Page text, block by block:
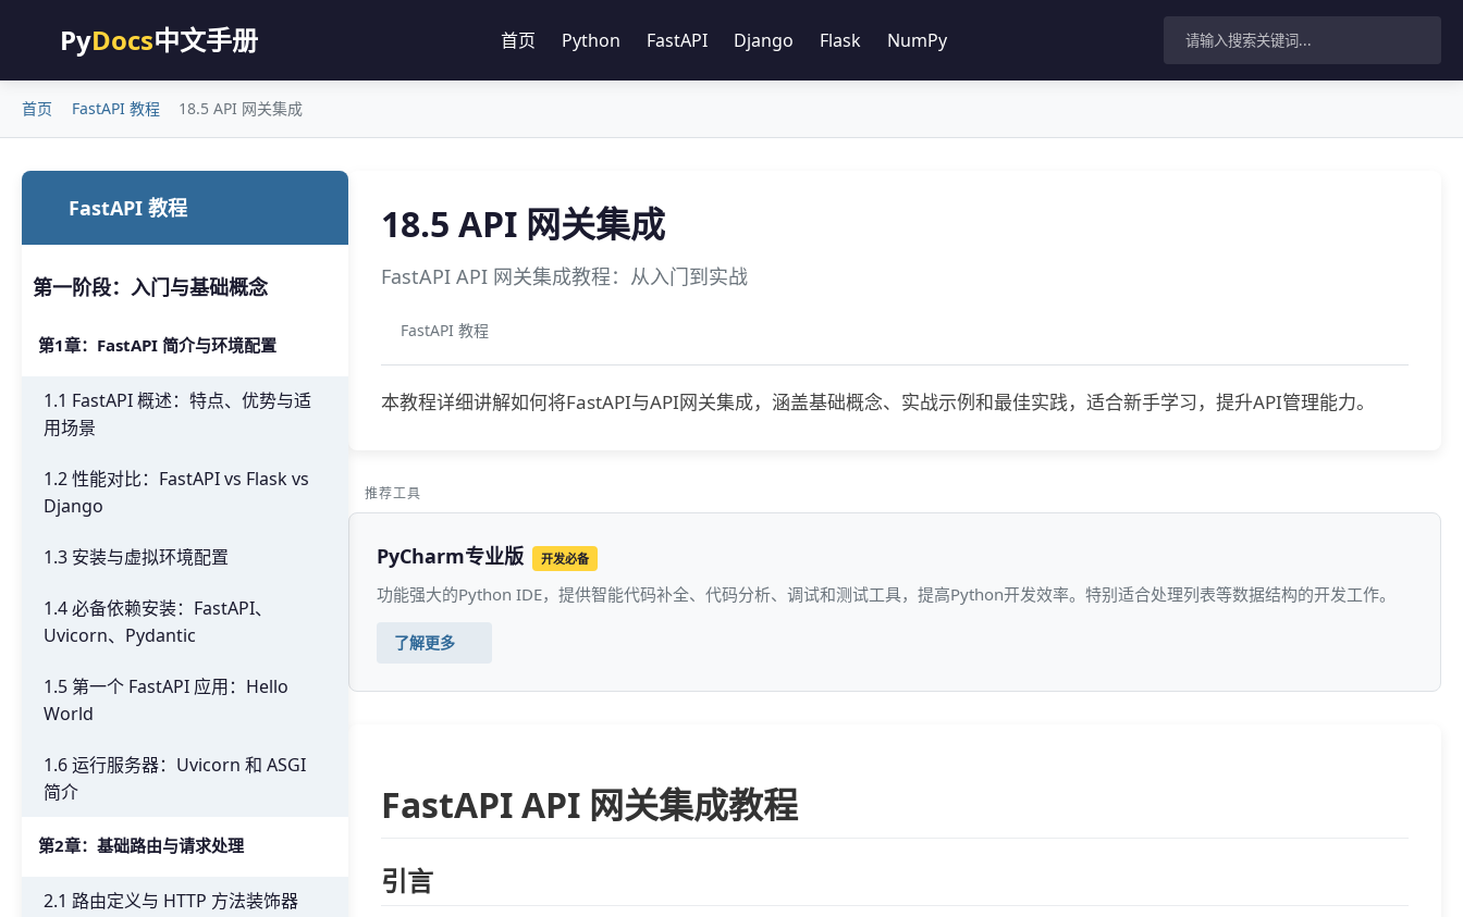
PyDocs中文手册 首页 Python FastAPI Django Flask NumPy
首页 FastAPI 教程 18.5 API 网关集成
FastAPI 教程
第一阶段：入门与基础概念
第1章：FastAPI 简介与环境配置
1.1 FastAPI 概述：特点、优势与适
用场景
1.2 性能对比：FastAPI vs Flask vs
Django
1.3 安装与虚拟环境配置
1.4 必备依赖安装：FastAPI、
Uvicorn、Pydantic
1.5 第一个 FastAPI 应用：Hello
World
1.6 运行服务器：Uvicorn 和 ASGI
简介
第2章：基础路由与请求处理
2.1 路由定义与 HTTP 方法装饰器
18.5 API 网关集成
FastAPI API 网关集成教程：从入门到实战
FastAPI 教程
本教程详细讲解如何将FastAPI与API网关集成，涵盖基础概念、实战示例和最佳实践，适合新手学习，提升API管理能力。
推荐工具
PyCharm专业版 开发必备
功能强大的Python IDE，提供智能代码补全、代码分析、调试和测试工具，提高Python开发效率。特别适合处理列表等数据结构的开发工作。
了解更多
FastAPI API 网关集成教程
引言